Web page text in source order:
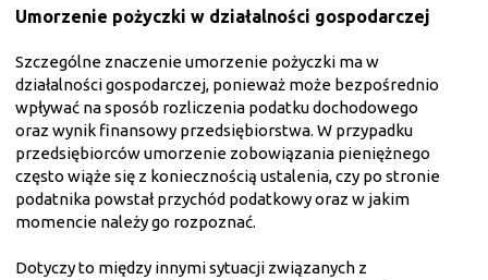
Umorzenie pożyczki w działalności gospodarczej
Szczególne znaczenie umorzenie pożyczki ma w
działalności gospodarczej, ponieważ może bezpośrednio
wpływać na sposób rozliczenia podatku dochodowego
oraz wynik finansowy przedsiębiorstwa. W przypadku
przedsiębiorców umorzenie zobowiązania pieniężnego
często wiąże się z koniecznością ustalenia, czy po stronie
podatnika powstał przychód podatkowy oraz w jakim
momencie należy go rozpoznać.
Dotyczy to między innymi sytuacji związanych z